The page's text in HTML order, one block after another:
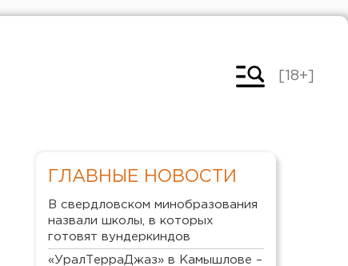
[18+]
ГЛАВНЫЕ НОВОСТИ
В свердловском минобразования
назвали школы, в которых
готовят вундеркиндов
«УралТерраДжаз» в Камышлове –